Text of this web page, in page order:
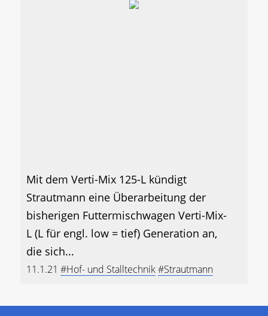
Mit dem Verti-Mix 125-L kündigt
Strautmann eine Überarbeitung der
bisherigen Futtermischwagen Verti-Mix-
L (L für engl. low = tief) Generation an,
die sich...
11.1.21 #Hof- und Stalltechnik#Strautmann